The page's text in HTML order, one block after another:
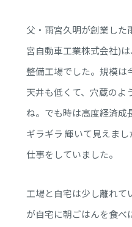
父・雨宮久明が創業し
宮自動車工業株式会社)
整備工場でした。規模は
天井も低くて、穴蔵のよ
ね。でも時は高度経済成
ギラギラ 輝いて見えま
仕事をしていました。
工場と自宅は少し離れて
が自宅に朝ごはんを食べ